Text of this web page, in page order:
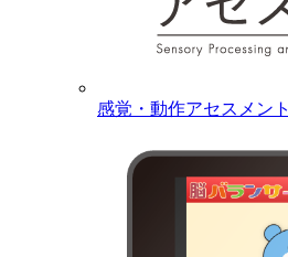
感覚・動作アセスメント